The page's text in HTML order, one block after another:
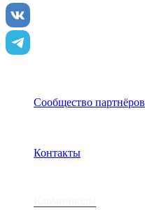
Сообщество партнёров
Контакты